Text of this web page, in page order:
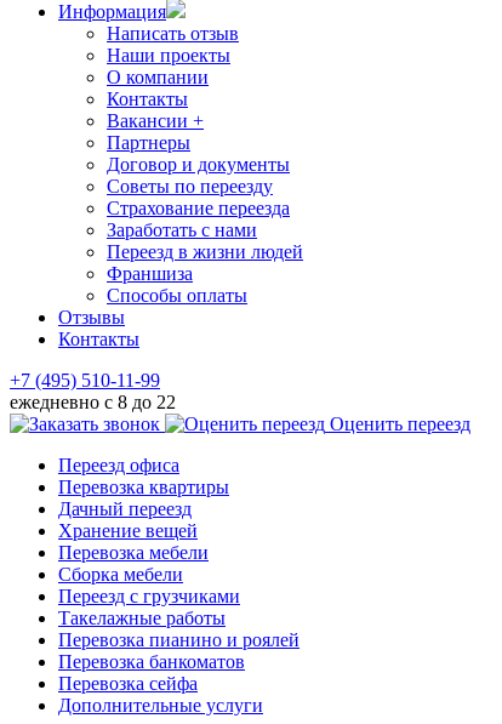
Информация
Написать отзыв
Наши проекты
О компании
Контакты
Вакансии +
Партнеры
Договор и документы
Советы по переезду
Страхование переезда
Заработать с нами
Переезд в жизни людей
Франшиза
Способы оплаты
Отзывы
Контакты
+7 (495) 510-11-99
ежедневно с 8 до 22
Оценить переезд
Переезд офиса
Перевозка квартиры
Дачный переезд
Хранение вещей
Перевозка мебели
Сборка мебели
Переезд с грузчиками
Такелажные работы
Перевозка пианино и роялей
Перевозка банкоматов
Перевозка сейфа
Дополнительные услуги